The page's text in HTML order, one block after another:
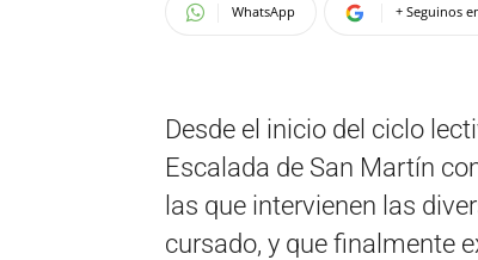
WhatsApp + Seguinos
Desde el inicio del ciclo
Escalada de San Martín
las que intervienen las
cursado, y que finalmente